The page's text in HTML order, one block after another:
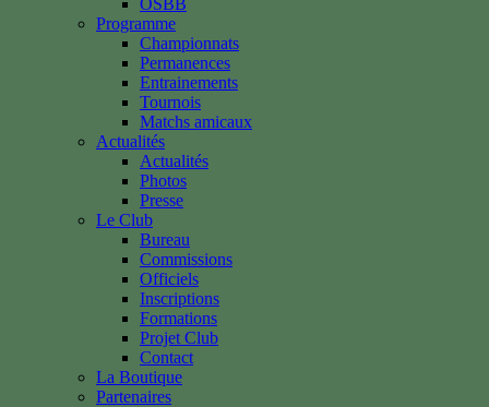
OSBB
Programme
Championnats
Permanences
Entrainements
Tournois
Matchs amicaux
Actualités
Actualités
Photos
Presse
Le Club
Bureau
Commissions
Officiels
Inscriptions
Formations
Projet Club
Contact
La Boutique
Partenaires